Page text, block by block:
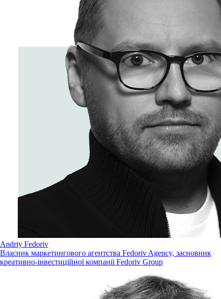
Andriy Fedoriv
Власник маркетингового агентства Fedoriv Agency, засновник
креативно-інвестиційної компанії Fedoriv Group